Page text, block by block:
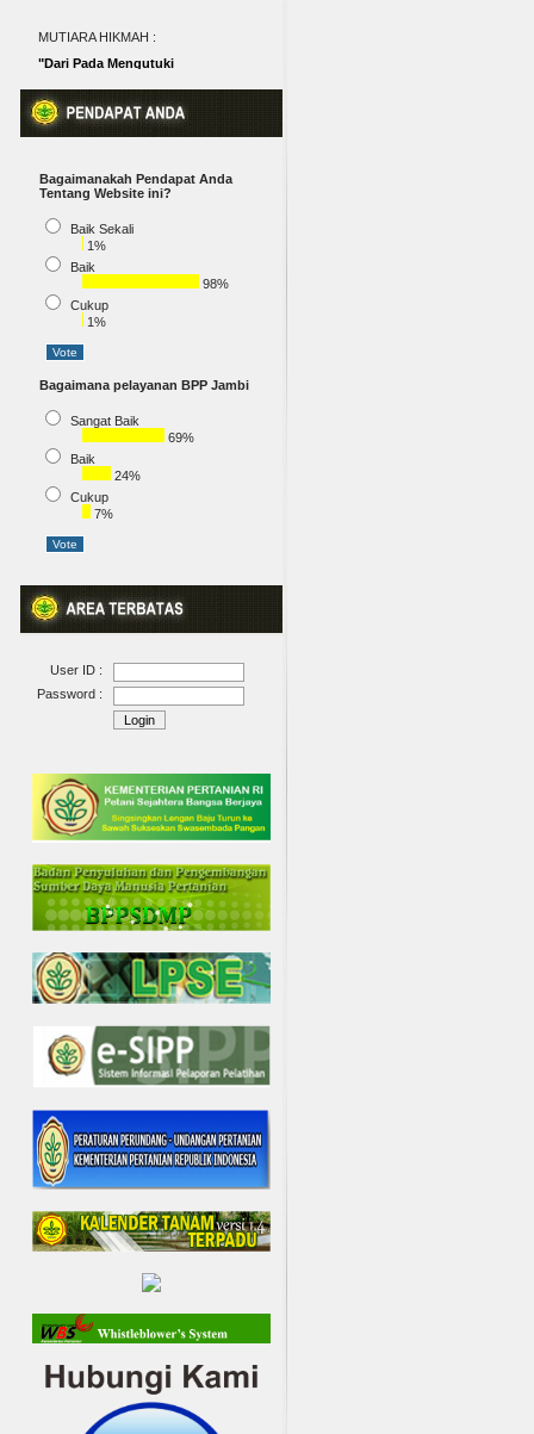
"Dari Pada Mengutuki
Sebatang Lilin dan Nyalakan�
Bagaimanakah Pendapat Anda
Tentang Website ini?
Baik Sekali
1%
Baik
98%
Cukup
1%
Bagaimana pelayanan BPP Jambi
Sangat Baik
69%
Baik
24%
Cukup
7%
User ID :
Password :